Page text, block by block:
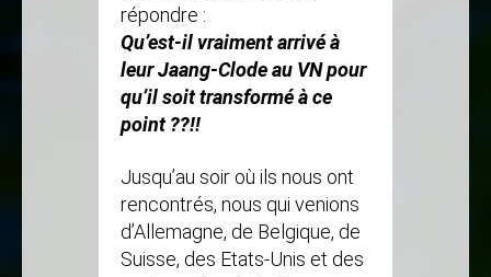
répondre :
Qu’est-il vraiment arrivé à
leur Jaang-Clode au VN pour
qu’il soit transformé à ce
point ??!!
Jusqu’au soir où ils nous ont
rencontrés, nous qui venions
d’Allemagne, de Belgique, de
Suisse, des Etats-Unis et des